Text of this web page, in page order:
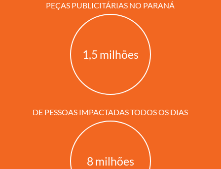
PEÇAS PUBLICITÁRIAS NO PARANÁ
1,5 milhões
DE PESSOAS IMPACTADAS TODOS OS DIAS
8milhões